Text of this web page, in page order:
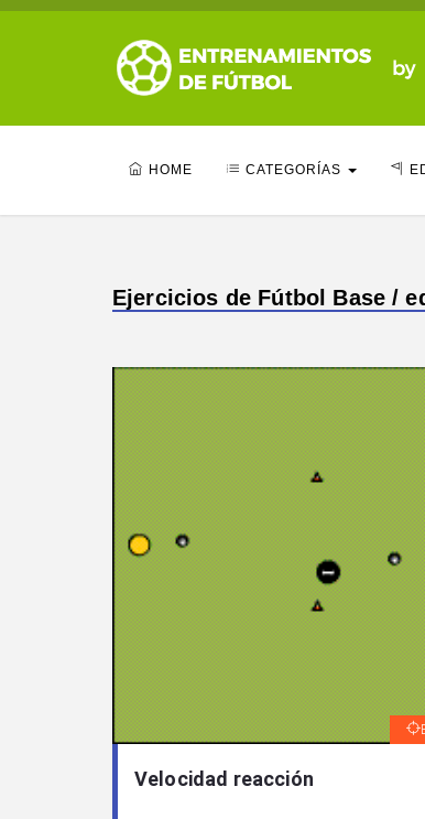
HOME CATEGORÍAS
Ejercicios de Fútbol Base /
Velocidad reacción